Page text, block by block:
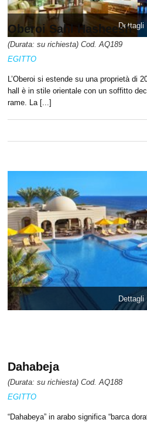
Dettagli
Oberoi Sahl Hasheesh
(Durata: su richiesta) Cod. AQ189
EGITTO
L’Oberoi si estende su una proprietà di
hall è in stile orientale con un soffitto
rame. La [...]
Dettagli
Dahabeja
(Durata: su richiesta) Cod. AQ188
EGITTO
“Dahabeya” in arabo significa “barca